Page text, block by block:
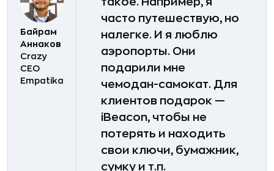
Байрам
Аннаков
Crazy
CEO
Empatika
часто путешествую, но
налегке. И я люблю
аэропорты. Они
подарили мне
чемодан-самокат. Для
клиентов подарок —
iBeacon, чтобы не
потерять и находить
свои ключи, бумажник,
сумку и т.п.